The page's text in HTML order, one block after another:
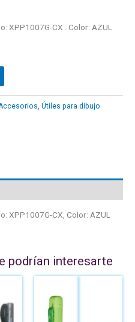
XPP1007G-CX . Color: AZUL
, Útiles para dibujo
XPP1007G-CX, Color: AZUL
podrían interesarte